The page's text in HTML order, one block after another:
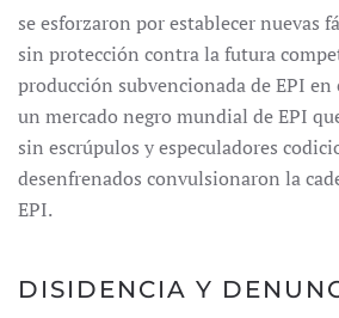
se esforzaron por establecer nuevas
sin protección contra la futura
producción subvencionada de EPI
un mercado negro mundial de EPI
sin escrúpulos y especuladores
desenfrenados convulsionaron la
EPI.
DISIDENCIA Y